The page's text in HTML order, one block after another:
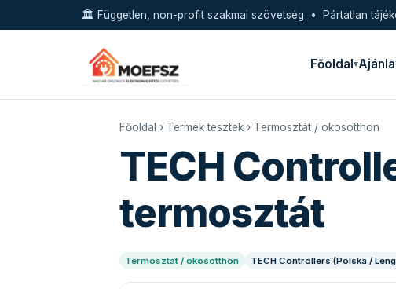
🏛️ Független, non-profit szakmai szövetség • Pártatlan
Főoldal
Főoldal › Termék tesztek › Termosztát / okosotthon
TECH
termosztát
Termosztát / okosotthon TECH Controllers (Polska /